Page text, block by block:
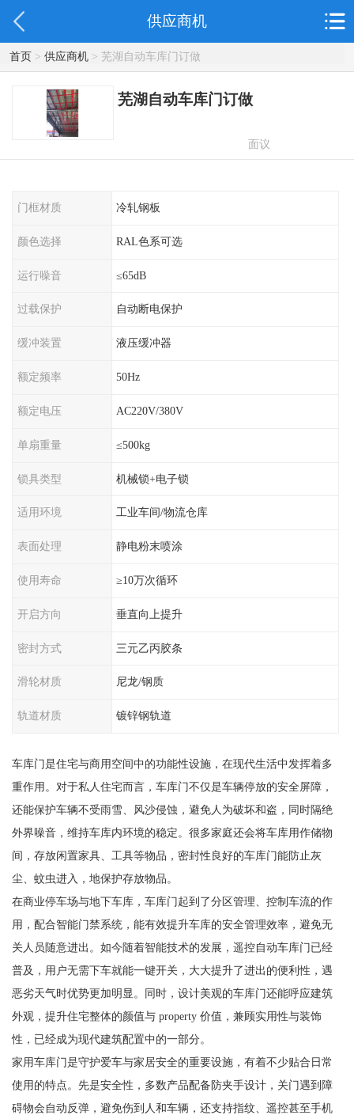
供应商机
首页> 供应商机> 芜湖自动车库门订做
芜湖自动车库门订做
面议
门框材质 冷轧钢板
颜色选择 RAL色系可选
运行噪音 ≤65dB
过载保护 自动断电保护
缓冲装置 液压缓冲器
额定频率 50Hz
额定电压 AC220V/380V
单扇重量 ≤500kg
锁具类型 机械锁+电子锁
适用环境 工业车间/物流仓库
表面处理 静电粉末喷涂
使用寿命 ≥10万次循环
开启方向 垂直向上提升
密封方式 三元乙丙胶条
滑轮材质 尼龙/钢质
轨道材质 镀锌钢轨道
车库门是住宅与商用空间中的功能性设施，在现代生活中发挥着多
重作用。对于私人住宅而言，车库门不仅是车辆停放的安全屏障，
还能保护车辆不受雨雪、风沙侵蚀，避免人为破坏和盗，同时隔绝
外界噪音，维持车库内环境的稳定。很多家庭还会将车库用作储物
间，存放闲置家具、工具等物品，密封性良好的车库门能防止灰
尘、蚊虫进入，地保护存放物品。
在商业停车场与地下车库，车库门起到了分区管理、控制车流的作
用，配合智能门禁系统，能有效提升车库的安全管理效率，避免无
关人员随意进出。如今随着智能技术的发展，遥控自动车库门已经
普及，用户无需下车就能一键开关，大大提升了进出的便利性，遇
恶劣天气时优势更加明显。同时，设计美观的车库门还能呼应建筑
外观，提升住宅整体的颜值与 property 价值，兼顾实用性与装饰
性，已经成为现代建筑配置中的一部分。
家用车库门是守护爱车与家居安全的重要设施，有着不少贴合日常
使用的特点。先是安全性，多数产品配备防夹手设计，关门遇到障
碍物会自动反弹，避免伤到人和车辆，还支持指纹、遥控甚至手机